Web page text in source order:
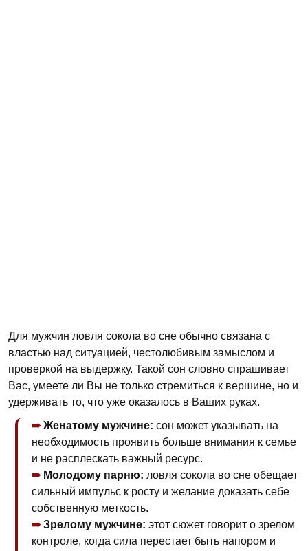
Для мужчин ловля сокола во сне обычно связана с
властью над ситуацией, честолюбивым замыслом и
проверкой на выдержку. Такой сон словно спрашивает
Вас, умеете ли Вы не только стремиться к вершине, но и
удерживать то, что уже оказалось в Ваших руках.
Женатому мужчине: сон может указывать на
необходимость проявить больше внимания к семье
и не расплескать важный ресурс.
Молодому парню: ловля сокола во сне обещает
сильный импульс к росту и желание доказать себе
собственную меткость.
Зрелому мужчине: этот сюжет говорит о зрелом
контроле, когда сила перестает быть напором и